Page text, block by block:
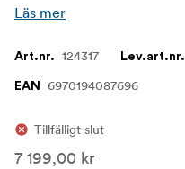
Läs mer
Art.nr. 124317 Lev.art.nr.
EAN 6970194087696
Tillfälligt slut
7 199,00 kr